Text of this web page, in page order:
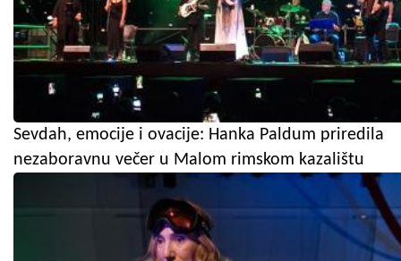
Sevdah, emocije i ovacije: Hanka Paldum priredila
nezaboravnu večer u Malom rimskom kazalištu